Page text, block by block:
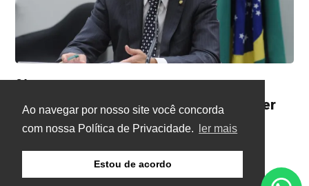
Ao navegar por nosso site você concorda
com nossa Política de Privacidade.
ler mais
Estou de acordo
Câmara
Projeto cria preço mínimo para proteger
produtores de cacau